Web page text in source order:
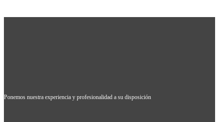
Ponemos nuestra experiencia y profesionalidad a su disposición